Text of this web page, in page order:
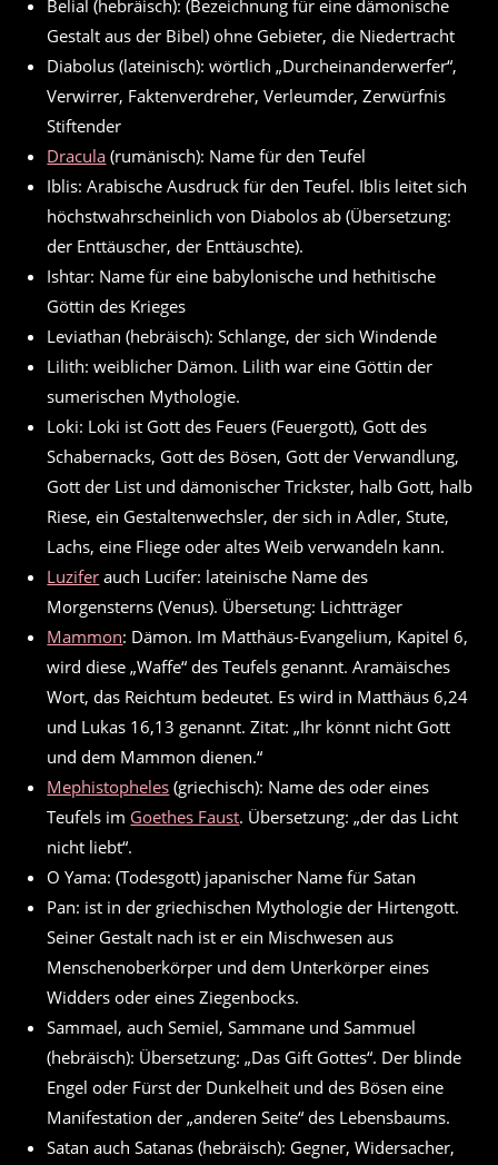
Belial (hebräisch): (Bezeichnung für eine dämonische
Gestalt aus der Bibel) ohne Gebieter, die Niedertracht
Diabolus (lateinisch): wörtlich „Durcheinanderwerfer“,
Verwirrer, Faktenverdreher, Verleumder, Zerwürfnis
Stiftender
Dracula (rumänisch): Name für den Teufel
Iblis: Arabische Ausdruck für den Teufel. Iblis leitet sich
höchstwahrscheinlich von Diabolos ab (Übersetzung:
der Enttäuscher, der Enttäuschte).
Ishtar: Name für eine babylonische und hethitische
Göttin des Krieges
Leviathan (hebräisch): Schlange, der sich Windende
Lilith: weiblicher Dämon. Lilith war eine Göttin der
sumerischen Mythologie.
Loki: Loki ist Gott des Feuers (Feuergott), Gott des
Schabernacks, Gott des Bösen, Gott der Verwandlung,
Gott der List und dämonischer Trickster, halb Gott, halb
Riese, ein Gestaltenwechsler, der sich in Adler, Stute,
Lachs, eine Fliege oder altes Weib verwandeln kann.
Luzifer auch Lucifer: lateinische Name des
Morgensterns (Venus). Übersetung: Lichtträger
Mammon: Dämon. Im Matthäus-Evangelium, Kapitel 6,
wird diese „Waffe“ des Teufels genannt. Aramäisches
Wort, das Reichtum bedeutet. Es wird in Matthäus 6,24
und Lukas 16,13 genannt. Zitat: „Ihr könnt nicht Gott
und dem Mammon dienen.“
Mephistopheles (griechisch): Name des oder eines
Teufels im Goethes Faust. Übersetzung: „der das Licht
nicht liebt“.
O Yama: (Todesgott) japanischer Name für Satan
Pan: ist in der griechischen Mythologie der Hirtengott.
Seiner Gestalt nach ist er ein Mischwesen aus
Menschenoberkörper und dem Unterkörper eines
Widders oder eines Ziegenbocks.
Sammael, auch Semiel, Sammane und Sammuel
(hebräisch): Übersetzung: „Das Gift Gottes“. Der blinde
Engel oder Fürst der Dunkelheit und des Bösen eine
Manifestation der „anderen Seite“ des Lebensbaums.
Satan auch Satanas (hebräisch): Gegner, Widersacher,